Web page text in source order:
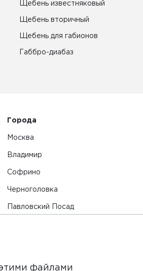
Щебень известняковый
Щебень вторичный
Щебень для габионов
Габбро-диабаз
Города
Москва
Владимир
Софрино
Черноголовка
Павловский Посад
файлами